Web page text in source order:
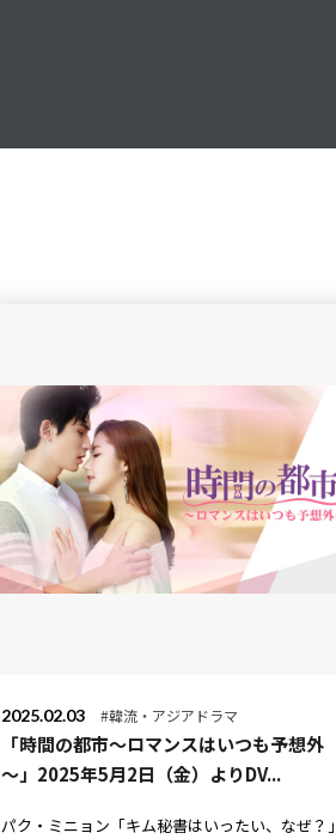
2025.02.03 #韓流・アジアドラマ
「時間の都市～ロマンスはいつも予想外
～」2025年5月2日（金）よりDV...
パク・ミニョン「キム秘書はいったい、なぜ？」